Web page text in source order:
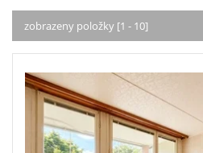
zobrazeny položky [1 - 10]